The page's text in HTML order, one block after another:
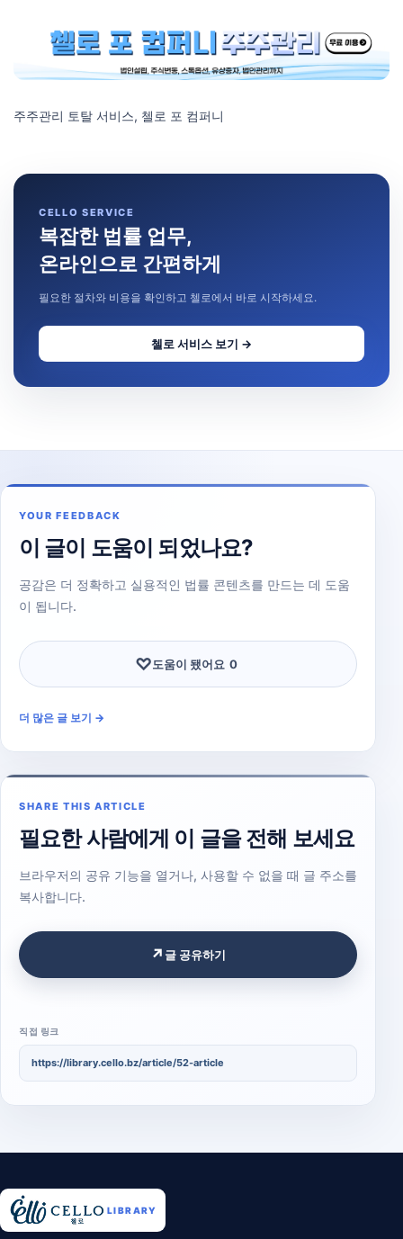
주주관리 토탈 서비스, 첼로 포 컴퍼니
CELLO SERVICE
복잡한 법률 업무,
온라인으로 간편하게
필요한 절차와 비용을 확인하고 첼로에서 바로 시작하세요.
첼로 서비스 보기 →
YOUR FEEDBACK
이 글이 도움이 되었나요?
공감은 더 정확하고 실용적인 법률 콘텐츠를 만드는 데 도움
이 됩니다.
♡도움이 됐어요 0
더 많은 글 보기 →
SHARE THIS ARTICLE
필요한 사람에게 이 글을 전해 보세요
브라우저의 공유 기능을 열거나, 사용할 수 없을 때 글 주소를
복사합니다.
↗ 글 공유하기
직접 링크
https://library.cello.bz/article/52-article
첼로 라이브러리 안내
LIBRARY